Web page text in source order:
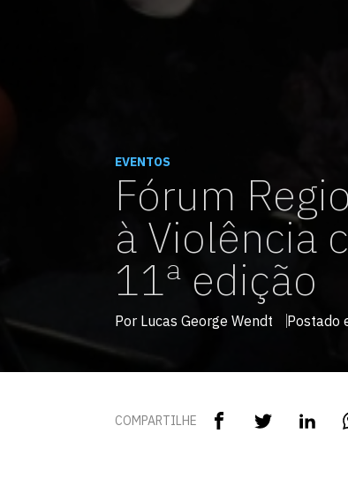
EVENTOS
Fórum
à Violência
11ª edição
Por Lucas George Wendt Postado
COMPARTILHE